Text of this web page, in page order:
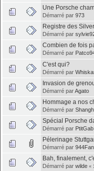
Une Porsche
Démarré par 973
Registre des
Démarré par
Combien de fois
Démarré par
C'est qui?
Démarré par
Invasion de
Démarré parAgato
Hommage a nos
Démarré par
Spécial Porsche
Démarré par PtitGab
Pélerinage
Démarré par
Bah, finalement,
Démarré par wilde «